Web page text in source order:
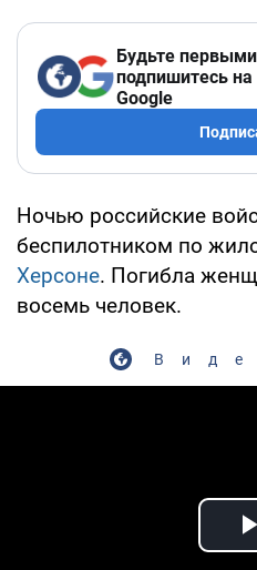
Будьте
подпишитесь на
Google
Ночью российские
беспилотником по
Херсоне. Погибла
восемь человек.